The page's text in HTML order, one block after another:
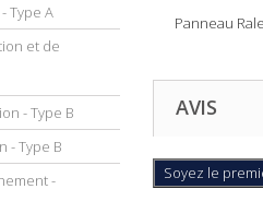
Type A
et de
- Type B
- Type B
-
Panneau
AVIS
Soyez le